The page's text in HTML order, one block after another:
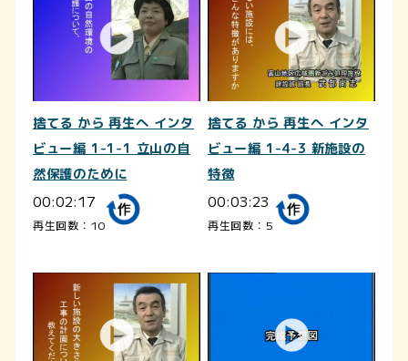
捨てる から 再生へ インタ
ビュー編 1-1-1 立山の自
然保護のために
00:02:17
再生回数：10
捨てる から 再生へ インタ
ビュー編 1-4-3 新施設の
特徴
00:03:23
再生回数：5